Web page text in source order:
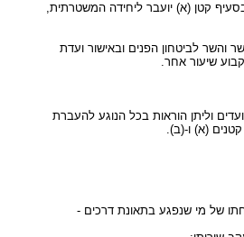
קטן (א) יועבר ליחידה המשטרתית,
והשר לביטחון הפנים ובאישור ועדת
שיעור אחר.
וליתן הוראות בכל הנוגע להעברת
(א) ו-(ב).
של מי שנפגע בתאונת דרכים -